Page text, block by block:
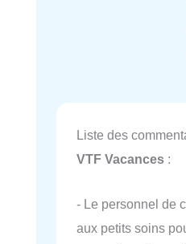
Liste des
VTF Vacances :
- Le personnel de
aux petits soins